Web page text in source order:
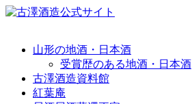
山形の地酒・日本酒
受賞歴のある地酒・日本酒
古澤酒造資料館
紅葉庵